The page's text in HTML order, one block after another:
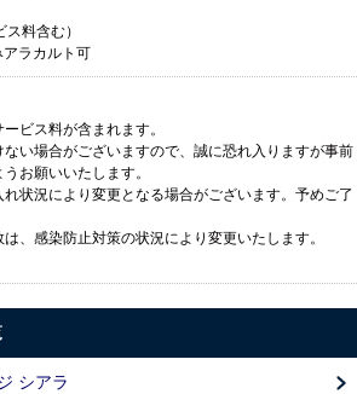
料含む）
ラカルト可
ビス料が含まれます。
い場合がございますので、誠に恐れ入りますが事前
お願いいたします。
状況により変更となる場合がございます。予めご了
、感染防止対策の状況により変更いたします。
シアラ